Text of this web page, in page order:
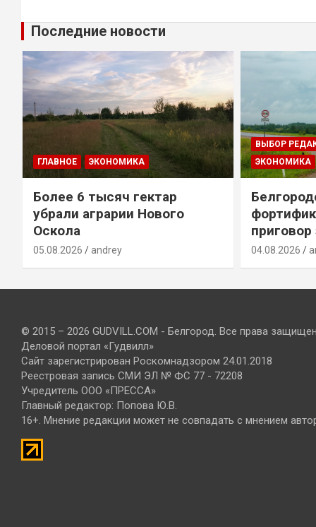
Последние новости
ГЛАВНОЕ ЭКОНОМИКА
Более 6 тысяч гектар
убрали аграрии Нового
Оскола
05.08.2026 andrey
ВЫБОР
ЭКОНОМИКА
04.08.2026
© 2015 – 2026 GUDVILL.COM - Белгород. Все права
Деловой портал «Гудвилл»
Сайт зарегистрирован Роскомнадзором 24.01.2018
Реестровая запись СМИ ЭЛ № ФС 77 - 72208
Учредитель ООО «ПРЕССА»
Главный редактор: Попова Ю.В.
16+. Мнение редакции может не совпадать с мнением